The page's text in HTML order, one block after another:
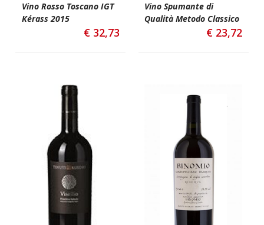
Vino Rosso Toscano IGT
Kérass 2015
€ 32,73
Vino Spumante di
Qualità Metodo Classico
€ 23,72